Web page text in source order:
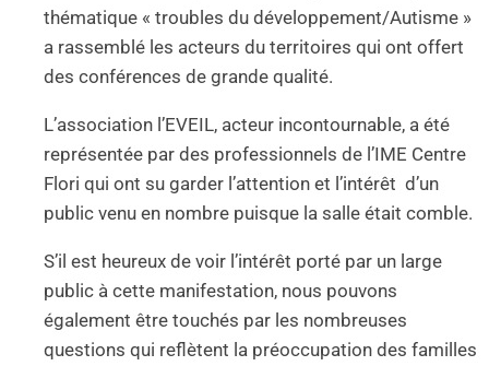
thématique « troubles du développement/Autisme »
a rassemblé les acteurs du territoires qui ont offert
des conférences de grande qualité.
L’association l’EVEIL, acteur incontournable, a été
représentée par des professionnels de l’IME Centre
Flori qui ont su garder l’attention et l’intérêt d’un
public venu en nombre puisque la salle était comble.
S’il est heureux de voir l’intérêt porté par un large
public à cette manifestation, nous pouvons
également être touchés par les nombreuses
questions qui reflètent la préoccupation des familles